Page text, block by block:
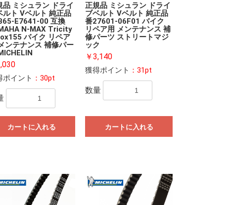
品 ミシュラン ドライ
ルト Vベルト 純正品
E7641-00 互換
N-MAX Tricity
バイク リペア
ンテナンス 補修パー
ポイント ：30pt
カートに入れる
正規品 ミシュラン ドライ
ブベルト Vベルト 純正品
番27601-06F01 バイク
リペア用 メンテナンス 補
修パーツ ストリートマジ
ック
￥3,140
獲得ポイント ：31pt
数量
カートに入れる